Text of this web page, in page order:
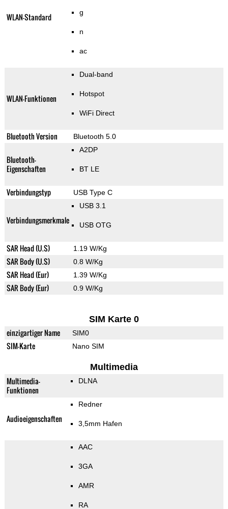
WLAN-Standard g
n
ac
WLAN-Funktionen
Dual-band
Hotspot
WiFi Direct
Bluetooth Version Bluetooth 5.0
Bluetooth-
Eigenschaften
A2DP
BT LE
Verbindungstyp USB Type C
Verbindungsmerkmale
USB 3.1
USB OTG
SAR Head (U.S) 1.19 W/Kg
SAR Body (U.S) 0.8 W/Kg
SAR Head (Eur) 1.39 W/Kg
SAR Body (Eur) 0.9 W/Kg
SIM Karte 0
einzigartiger Name SIM0
SIM-Karte Nano SIM
Multimedia
Multimedia-
Funktionen
DLNA
Audioeigenschaften
Redner
3,5mm Hafen
AAC
3GA
AMR
RA